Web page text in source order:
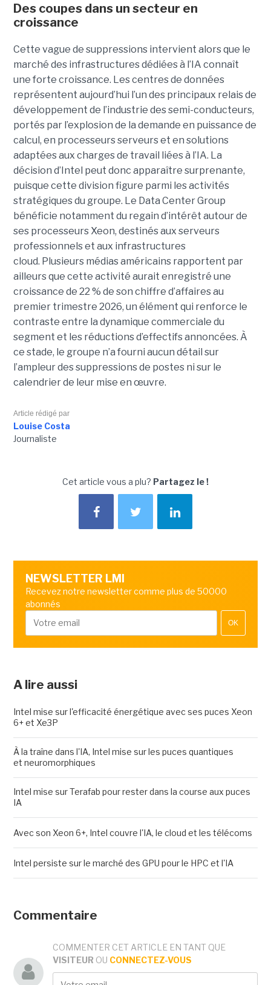
Des coupes dans un secteur en
croissance
Cette vague de suppressions intervient alors que le
marché des infrastructures dédiées à l’IA connaît
une forte croissance. Les centres de données
représentent aujourd’hui l’un des principaux relais de
développement de l’industrie des semi-conducteurs,
portés par l’explosion de la demande en puissance de
calcul, en processeurs serveurs et en solutions
adaptées aux charges de travail liées à l’IA. La
décision d’Intel peut donc apparaître surprenante,
puisque cette division figure parmi les activités
stratégiques du groupe. Le Data Center Group
bénéficie notamment du regain d’intérêt autour de
ses processeurs Xeon, destinés aux serveurs
professionnels et aux infrastructures
cloud. Plusieurs médias américains rapportent par
ailleurs que cette activité aurait enregistré une
croissance de 22 % de son chiffre d’affaires au
premier trimestre 2026, un élément qui renforce le
contraste entre la dynamique commerciale du
segment et les réductions d’effectifs annoncées. À
ce stade, le groupe n’a fourni aucun détail sur
l’ampleur des suppressions de postes ni sur le
calendrier de leur mise en œuvre.
Article rédigé par
Louise Costa
Journaliste
Cet article vous a plu? Partagez le !
NEWSLETTER LMI
Recevez notre newsletter comme plus de 50000
abonnés
OK
A lire aussi
Intel mise sur l'efficacité énergétique avec ses puces Xeon
6+ et Xe3P
À la traîne dans l'IA, Intel mise sur les puces quantiques
et neuromorphiques
Intel mise sur Terafab pour rester dans la course aux puces
IA
Avec son Xeon 6+, Intel couvre l'IA, le cloud et les télécoms
Intel persiste sur le marché des GPU pour le HPC et l'IA
Commentaire
COMMENTER CET ARTICLE EN TANT QUE
VISITEUR OU CONNECTEZ-VOUS